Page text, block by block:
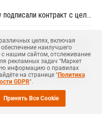
Шуртанский ГХК и Siemens Energy подписали контракт с целью нарастить мощности по переработке природного газа
целях, включая
наилучшего
с нашим сайтом, отслеживание
рекламных задач “Маркет
информацию о правилах
на странице "Политика
GDPR".
Принять Все Cookie